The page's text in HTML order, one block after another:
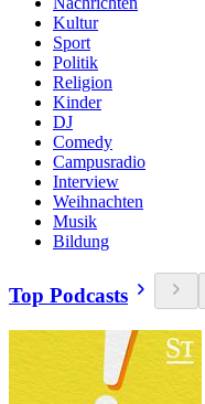
Kultur
Sport
Politik
Religion
Kinder
DJ
Comedy
Campusradio
Interview
Weihnachten
Musik
Bildung
Top Podcasts